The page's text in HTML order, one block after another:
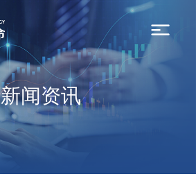
新闻资讯